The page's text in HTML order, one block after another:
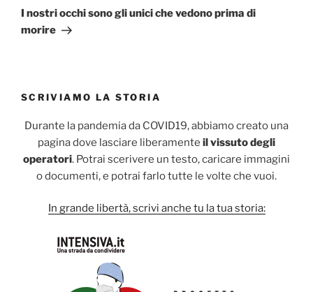
successivo
I nostri occhi sono gli unici che vedono prima di
morire
SCRIVIAMO LA STORIA
Durante la pandemia da COVID19, abbiamo creato una
pagina dove lasciare liberamente il vissuto degli
operatori. Potrai scerivere un testo, caricare immagini
o documenti, e potrai farlo tutte le volte che vuoi.
In grande libertà, scrivi anche tu la tua storia: